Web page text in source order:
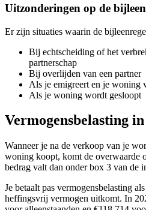
Uitzonderingen op de
Er zijn situaties waarin de
Bij echtscheiding of het
partnerschap
Bij overlijden van een partner
Als je emigreert en je woning
Als je woning wordt gesloopt
Vermogensbelasting
Wanneer je na de verkoop van je
woning koopt, komt de overwaarde
bedrag valt dan onder box 3 van de
Je betaalt pas vermogensbelasting
heffingsvrij vermogen uitkomt. In